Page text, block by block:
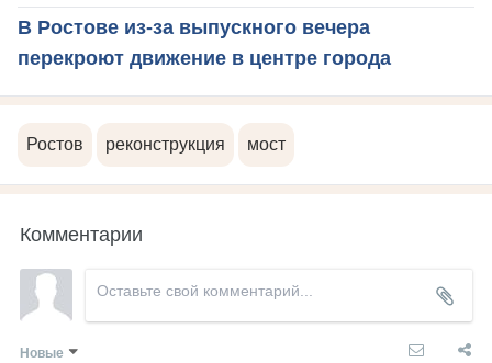
В Ростове из-за выпускного вечера
перекроют движение в центре города
Ростов реконструкция мост
Комментарии
Новые